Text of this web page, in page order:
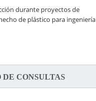
durante proyectos de
de plástico para ingeniería
CONSULTAS